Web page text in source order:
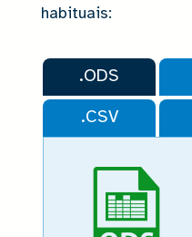
habituais:
.ODS
.CSV
.ODS